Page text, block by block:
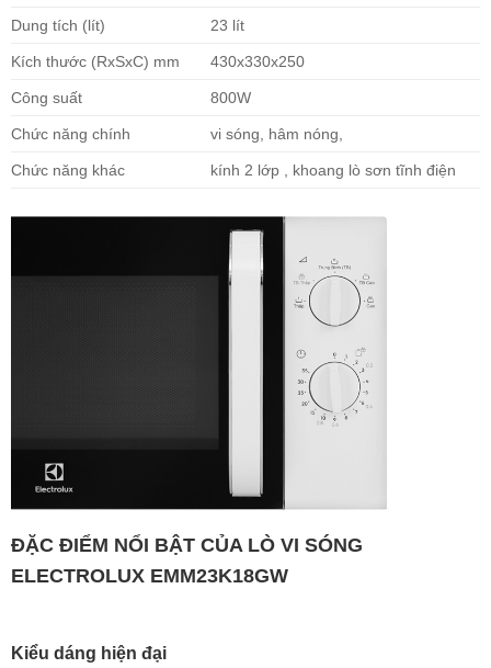
Dung tích (lít) 23 lít
Kích thước (RxSxC) mm 430x330x250
Công suất 800W
Chức năng chính vi sóng, hâm nóng,
Chức năng khác kính 2 lớp , khoang lò sơn tĩnh điện
ĐẶC ĐIỂM NỔI BẬT CỦA LÒ VI SÓNG
ELECTROLUX EMM23K18GW
Kiểu dáng hiện đại